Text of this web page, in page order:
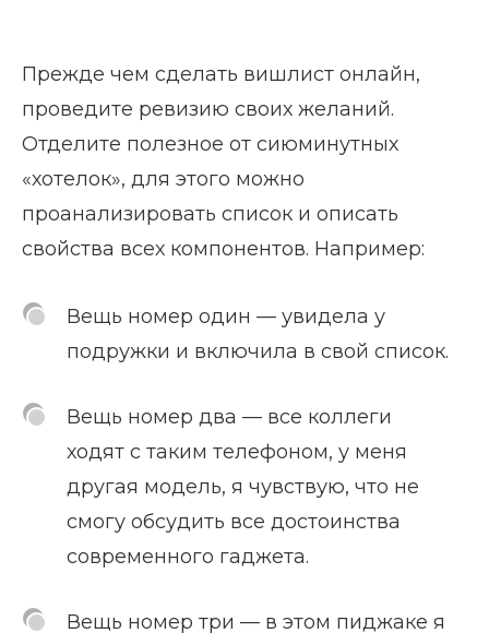
Прежде чем сделать вишлист онлайн,
проведите ревизию своих желаний.
Отделите полезное от сиюминутных
«хотелок», для этого можно
проанализировать список и описать
свойства всех компонентов. Например:
Вещь номер один — увидела у
подружки и включила в свой список.
Вещь номер два — все коллеги
ходят с таким телефоном, у меня
другая модель, я чувствую, что не
смогу обсудить все достоинства
современного гаджета.
Вещь номер три — в этом пиджаке я